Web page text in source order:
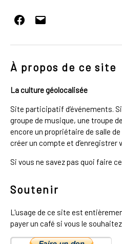
Facebook
E-
mail
À propos de ce site
La culture géolocalisée
Site participatif d’événements.
groupe de musique, une troupe
encore un propriétaire de salle
créer un compte et d’enregistrer
Si vous ne savez pas quoi faire
Soutenir
L'usage de ce site est
payer un café si vous le